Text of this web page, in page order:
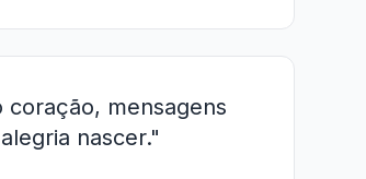
coração, mensagens
nascer."